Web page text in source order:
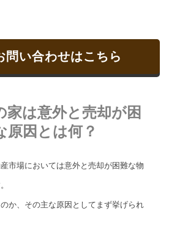
問い合わせはこちら
家は意外と売却が困
原因とは何？
市場においては意外と売却が困難な物
か、その主な原因としてまず挙げられ